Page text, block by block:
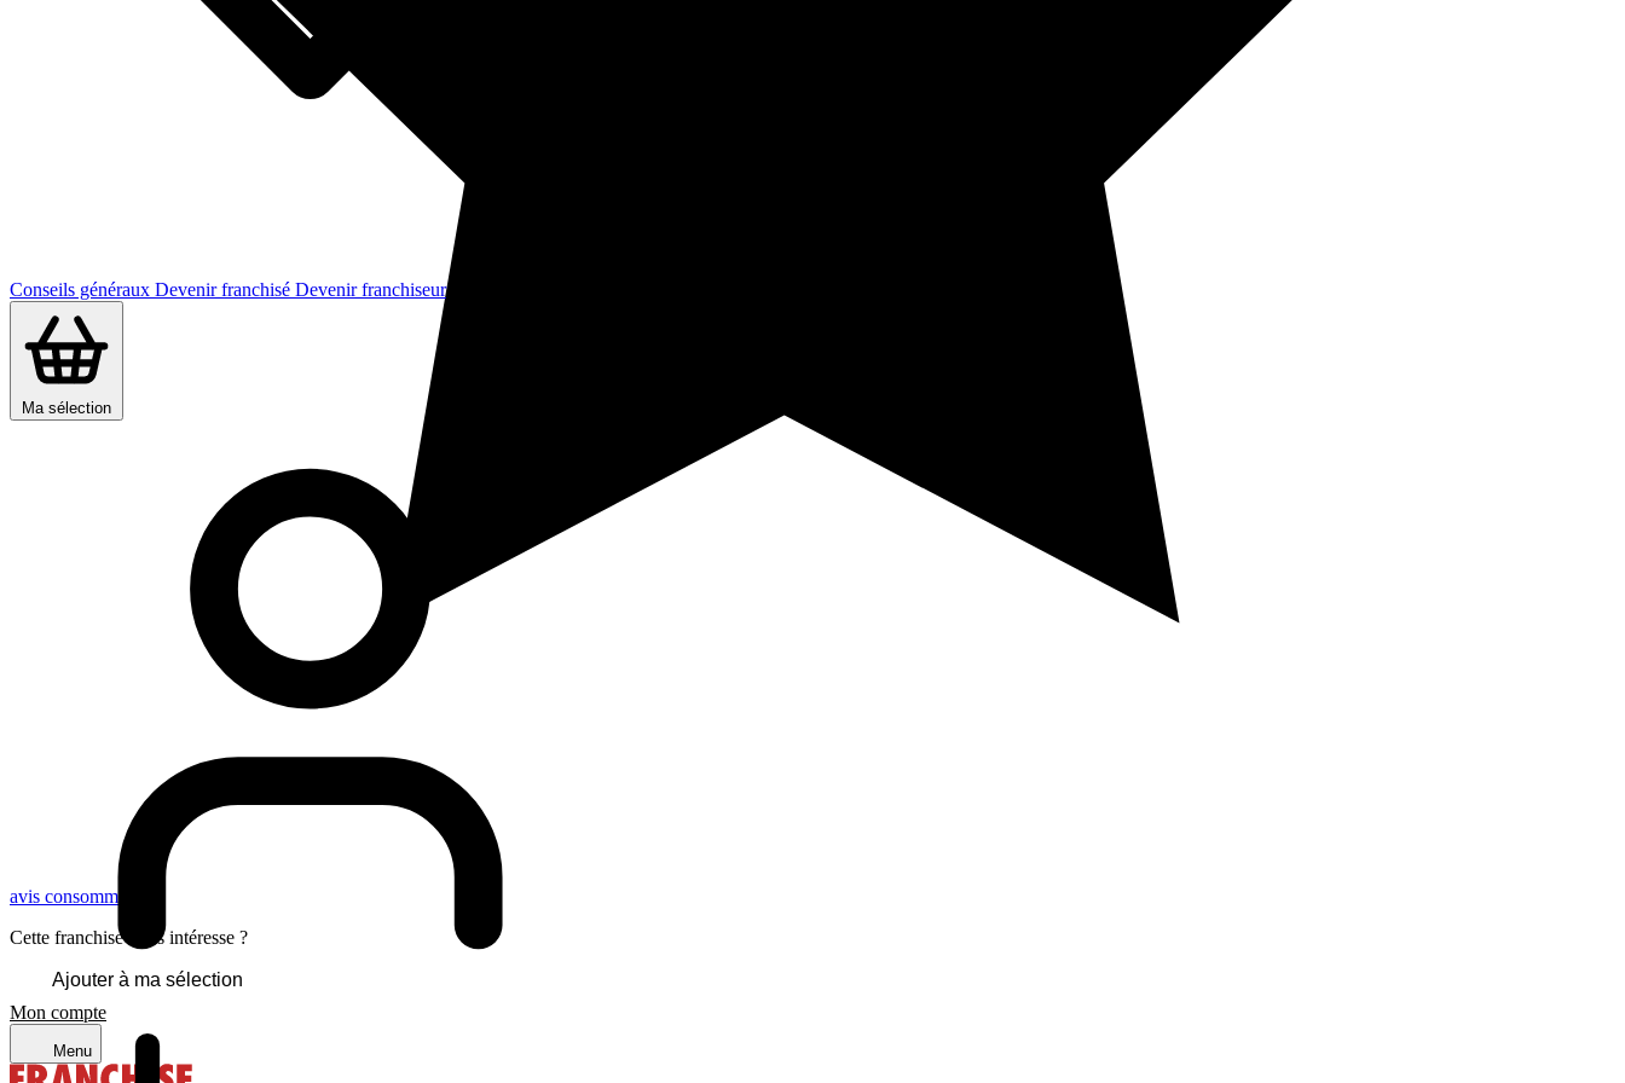
Conseils généraux Devenir franchisé Devenir franchiseur
Ma sélection
Mon compte
Menu
avis consommateurs
Cette franchise vous intéresse ?
Ajouter à ma sélection